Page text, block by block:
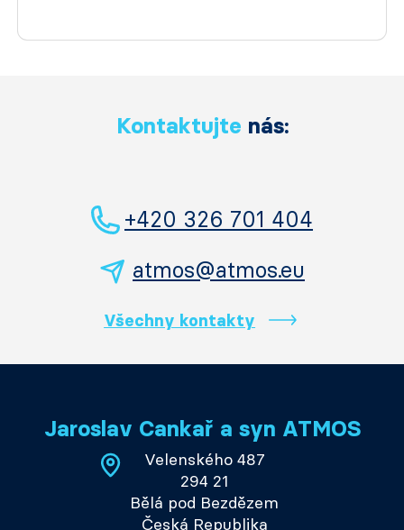
Kontaktujte nás:
+420 326 701 404
atmos@atmos.eu
Všechny kontakty
Jaroslav Cankař a syn ATMOS
Velenského 487
294 21
Bělá pod Bezdězem
Česká Republika